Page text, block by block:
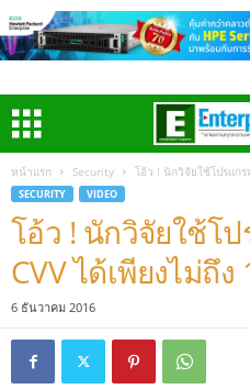
หน้าแรก Security โอ้ว ! นักวิจัยใช้โปรแก
SECURITY VIDEO
โอ้ว ! นักวิจัยใช้โ
CVV ได้เพียงไม่ถึง
6 ธันวาคม 2016